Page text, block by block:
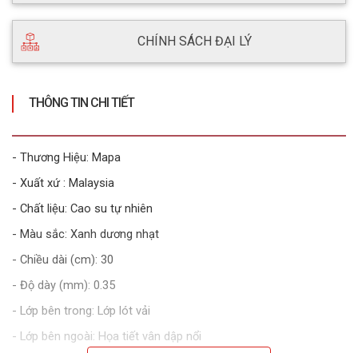
CHÍNH SÁCH ĐẠI LÝ
THÔNG TIN CHI TIẾT
- Thương Hiệu: Mapa
- Xuất xứ : Malaysia
- Chất liệu: Cao su tự nhiên
- Màu sắc: Xanh dương nhạt
- Chiều dài (cm): 30
- Độ dày (mm): 0.35
- Lớp bên trong: Lớp lót vải
- Lớp bên ngoài: Họa tiết vân dập nổi